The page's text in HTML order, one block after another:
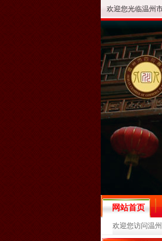
欢迎您光临温州
网站首页
欢迎您访问温